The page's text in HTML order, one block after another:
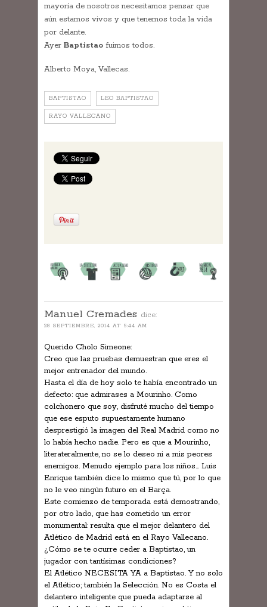
mayoría de nosotros necesitamos pensar que
aún estamos vivos y que tenemos toda la vida
por delante.
Ayer Baptistaofuimos todos.
Alberto Moya, Vallecas.
BAPTISTAO LEO BAPTISTAO
RAYO VALLECANO
Manuel Cremades dice:
28 SEPTIEMBRE, 2014 AT 5:44 AM
Querido Cholo Simeone:
Creo que las pruebas demuestran que eres el
mejor entrenador del mundo.
Hasta el día de hoy solo te había encontrado un
defecto: que admirases a Mourinho. Como
colchonero que soy, disfruté mucho del tiempo
que ese esputo supuestamente humano
desprestigió la imagen del Real Madrid como no
lo había hecho nadie. Pero es que a Mourinho,
literateralmente, no se lo deseo ni a mis peores
enemigos. Menudo ejemplo para los niños… Luis
Enrique también dice lo mismo que tú, por lo que
no le veo ningún futuro en el Barça.
Este comienzo de temporada está demostrando,
por otro lado, que has cometido un error
monumental: resulta que el mejor delantero del
Atlético de Madrid está en el Rayo Vallecano.
¿Cómo se te ocurre ceder a Baptistao, un
jugador con tantísimas condiciones?
El Atlético NECESITA YA a Baptistao. Y no solo
el Atlético; también la Selección. No es Costa el
delantero inteligente que pueda adaptarse al